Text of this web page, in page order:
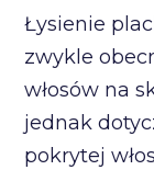
Łysienie
zwykle
włosów na
jednak
pokrytej